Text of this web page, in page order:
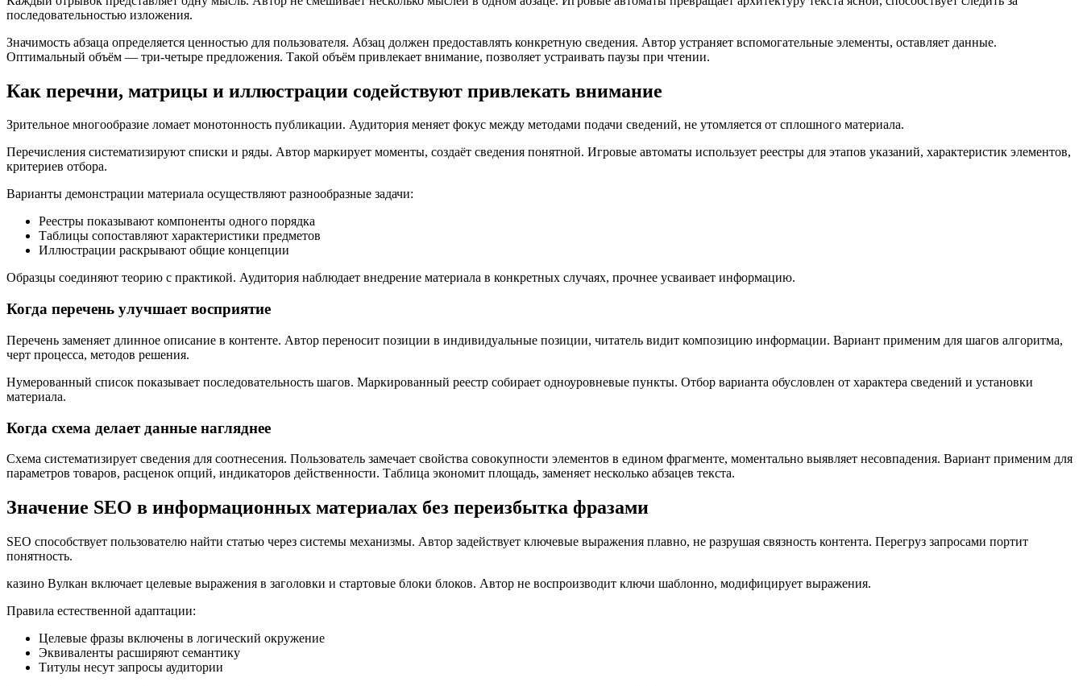
последовательностью изложения.
Значимость абзаца определяется ценностью для пользователя. Абзац должен предоставлять конкретную сведения. Автор устраняет вспомогательные элементы, оставляет данные.
Оптимальный объём — три-четыре предложения. Такой объём привлекает внимание, позволяет устраивать паузы при чтении.
Как перечни, матрицы и иллюстрации содействуют привлекать внимание
Зрительное многообразие ломает монотонность публикации. Аудитория меняет фокус между методами подачи сведений, не утомляется от сплошного материала.
Перечисления систематизируют списки и ряды. Автор маркирует моменты, создаёт сведения понятной. Игровые автоматы использует реестры для этапов указаний, характеристик элементов,
критериев отбора.
Варианты демонстрации материала осуществляют разнообразные задачи:
Реестры показывают компоненты одного порядка
Таблицы сопоставляют характеристики предметов
Иллюстрации раскрывают общие концепции
Образцы соединяют теорию с практикой. Аудитория наблюдает внедрение материала в конкретных случаях, прочнее усваивает информацию.
Когда перечень улучшает восприятие
Перечень заменяет длинное описание в контенте. Автор переносит позиции в индивидуальные позиции, читатель видит композицию информации. Вариант применим для шагов алгоритма,
черт процесса, методов решения.
Нумерованный список показывает последовательность шагов. Маркированный реестр собирает одноуровневые пункты. Отбор варианта обусловлен от характера сведений и установки
материала.
Когда схема делает данные нагляднее
Схема систематизирует сведения для соотнесения. Пользователь замечает свойства совокупности элементов в едином фрагменте, моментально выявляет несовпадения. Вариант применим для
параметров товаров, расценок опций, индикаторов действенности. Таблица экономит площадь, заменяет несколько абзацев текста.
Значение SEO в информационных материалах без переизбытка фразами
SEO способствует пользователю найти статью через системы механизмы. Автор задействует ключевые выражения плавно, не разрушая связность контента. Перегруз запросами портит
понятность.
казино Вулкан включает целевые выражения в заголовки и стартовые блоки блоков. Автор не воспроизводит ключи шаблонно, модифицирует выражения.
Правила естественной адаптации:
Целевые фразы включены в логический окружение
Эквиваленты расширяют семантику
Титулы несут запросы аудитории